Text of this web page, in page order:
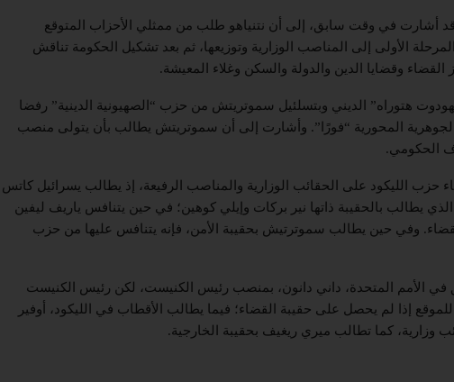
هيئة البث الإسرائيلية (“كان 11”) قد أشارت في وقت سابق، إلى أن نتنياهو طلب من ممثلي الأحزاب المتوقع
الأولى إلى المناصب الوزارية وتوزيعها، ثم بعد تشكيل الحكومة تناقش
وقضايا الدين والدولة والسكن وغلاء المعيشة.
هتوراه” الديني وبتسلئيل سموتريتش من حزب “الصهيونية الدينية” رفضا
الجوهرية المحورية “فورًا”. وأشارت إلى أن سموتريتش يطالب بأن يتولى منصب
الحكومي.
حزب الليكود على الحقائب الوزارية والمناصب الرفيعة، إذ يطالب يسرائيل كاتس
يطالب بالحقيبة ذاتها نير بركات وإيلي كوهين؛ في حين يتنافس ياريف ليفين
وفي حين يطالب سموترتيش بحقيبة الأمن، فإنه يتنافس عليها من حزب
في الأمم المتحدة، داني دانون، بمنصب رئيس الكنيست، لكن رئيس الكنيست
إذا لم يحصل على حقيبة القضاء؛ فيما يطالب الأقطاب في الليكود، أوفير
وزارية، كما تطالب ميري ريغيف بحقيبة الخارجية.